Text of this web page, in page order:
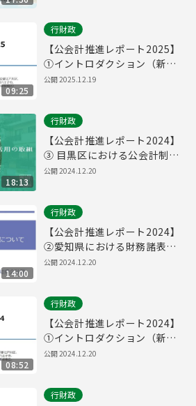
09:25
行財政
【公会計推進レポート2025】
①イントロダクション（新公
会計制度普及促進連絡会議）
公開2025.12.19
18:13
行財政
【公会計推進レポート2024】
③ 目黒区における公会計制度
活用の取組
公開2024.12.20
14:00
行財政
【公会計推進レポート2024】
②愛知県における財務諸表の
マネジメントへの活用につい
公開2024.12.20
08:52
行財政
【公会計推進レポート2024】
①イントロダクション（新公
会計制度普及促進連絡会議）
公開2024.12.20
行財政